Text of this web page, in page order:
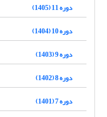
دوره 11 (1405)
دوره 10 (1404)
دوره 9 (1403)
دوره 8 (1402)
دوره 7 (1401)